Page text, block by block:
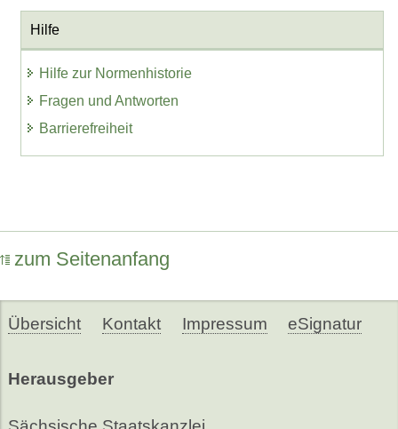
Hilfe
Hilfe zur Normenhistorie
Fragen und Antworten
Barrierefreiheit
zum Seitenanfang
Übersicht Kontakt Impressum eSignatur
Herausgeber